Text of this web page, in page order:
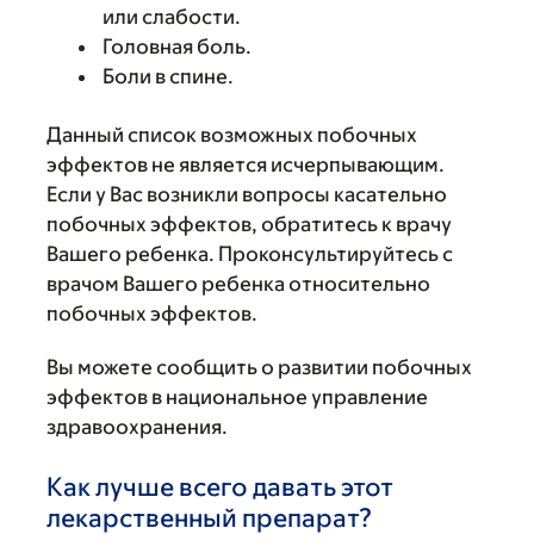
или слабости.
Головная боль.
Боли в спине.
Данный список возможных побочных
эффектов не является исчерпывающим.
Если у Вас возникли вопросы касательно
побочных эффектов, обратитесь к врачу
Вашего ребенка. Проконсультируйтесь с
врачом Вашего ребенка относительно
побочных эффектов.
Вы можете сообщить о развитии побочных
эффектов в национальное управление
здравоохранения.
Как лучше всего давать этот
лекарственный препарат?